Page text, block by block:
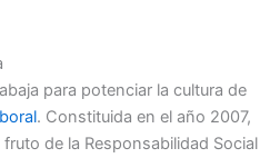
para potenciar la cultura de
. Constituida en el año 2007,
de la Responsabilidad Social